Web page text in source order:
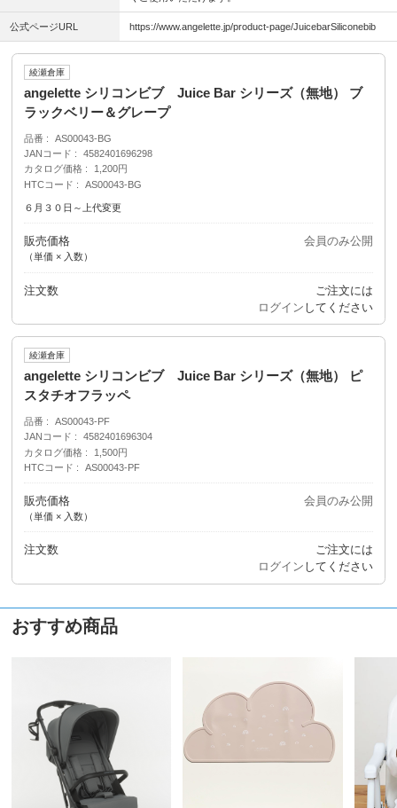
公式ページURL https://www.angelette.jp/product-page/JuicebarSiliconebib
綾瀬倉庫
angelette シリコンビブ Juice Bar シリーズ（無地） ブ
ラックベリー＆グレープ
品番
AS00043-BG
JANコード
4582401696298
カタログ価格
1,200円
HTCコード
AS00043-BG
６月３０日～上代変更
販売価格
（単価 × 入数）
会員のみ公開
注文数
ご注文には
ログイン してください
綾瀬倉庫
angelette シリコンビブ Juice Bar シリーズ（無地） ピ
スタチオフラッペ
品番
AS00043-PF
JANコード
4582401696304
カタログ価格
1,500円
HTCコード
AS00043-PF
販売価格
（単価 × 入数）
会員のみ公開
注文数
ご注文には
ログイン してください
おすすめ商品